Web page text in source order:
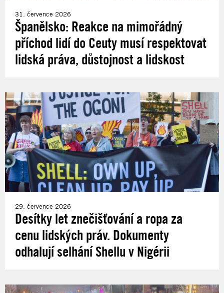
31. července 2026
Španělsko: Reakce na mimořádný
příchod lidí do Ceuty musí respektovat
lidská práva, důstojnost a lidskost
29. července 2026
Desítky let znečišťování a ropa za
cenu lidských práv. Dokumenty
odhalují selhání Shellu v Nigérii